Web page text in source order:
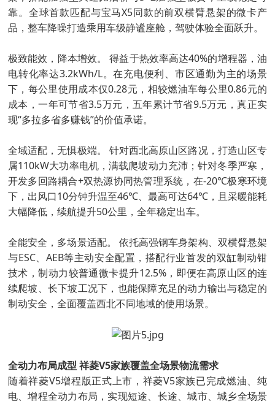
靠。全球首款匹配与宝马X5同款的前双横臂悬架的微卡产
品，整车降噪打造乘用车级静谧座舱，驾驶体验全面跃升。
极致能效，降本增效。 得益于热效率高达40%的增程器，油
电转化率达3.2kWh/L。在充电便利、市区通勤为主的场景
下，每公里使用成本仅0.28元，相较燃油车每公里0.86元的
成本，一年可节省3.5万元，五年累计节省9.5万元，真正实
现“多拉多省多赚钱”的价值承诺。
全域适配，无惧极端。 针对西北高原山区路况，打造山区专
属110kW大功率电机，满载爬坡动力充沛；针对冬季严寒，
开发多回路耦合+双热源协同热管理系统，在-20℃极寒环境
下，出风口10分钟升温至46℃、最高可达64℃，且采暖能耗
大幅降低，续航提升50公里，全年稳定出车。
全能安全，多场景适配。 依托高强钢车身架构、双横臂悬架
与ESC、AEB等主动安全配置，搭配行业首发的双缸制动钳
技术，制动力较普通微卡提升12.5%，即便在高原山区的连
续爬坡、长下坡工况下，也能保障充足的动力输出与稳定的
制动安全，全面覆盖西北不同地域的使用场景。
全动力布局成型 祥菱V5家族覆盖全场景物流需求
随着祥菱V5增程版正式上市，祥菱V5家族已完成燃油、纯
电、增程全动力布局，实现短途、长途、城市、城乡全场景